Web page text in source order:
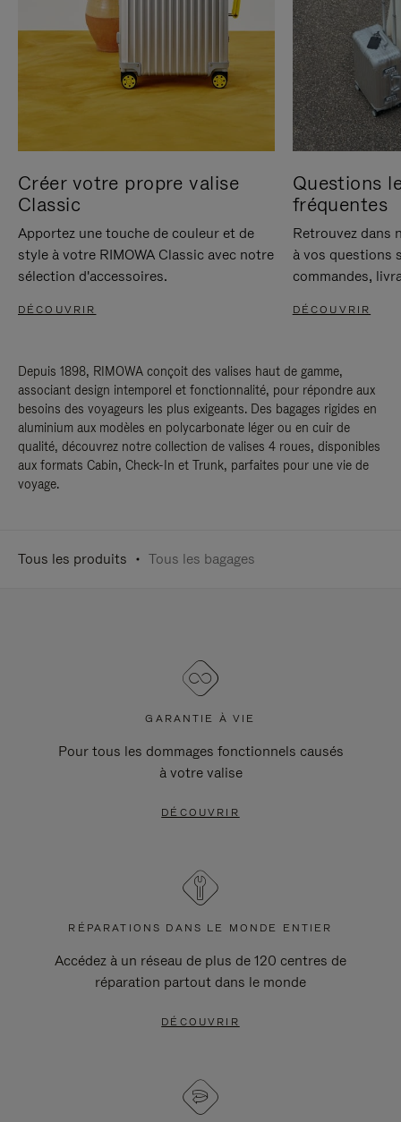
Créer votre propre valise
Classic
Apportez une touche de couleur et de
style à votre RIMOWA Classic avec notre
sélection d'accessoires.
DÉCOUVRIR
Questions
fréquentes
Retrouvez dans
à vos questions
commandes,
DÉCOUVRIR
Depuis 1898, RIMOWA conçoit des valises haut de gamme,
associant design intemporel et fonctionnalité, pour répondre aux
besoins des voyageurs les plus exigeants. Des bagages rigides en
aluminium aux modèles en polycarbonate léger ou en cuir de
qualité, découvrez notre collection de valises 4 roues, disponibles
aux formats Cabin, Check-In et Trunk, parfaites pour une vie de
voyage.
Tous les produits Tous les bagages
GARANTIE À VIE
Pour tous les dommages fonctionnels causés
à votre valise
DÉCOUVRIR
RÉPARATIONS DANS LE MONDE ENTIER
Accédez à un réseau de plus de 120 centres de
réparation partout dans le monde
DÉCOUVRIR